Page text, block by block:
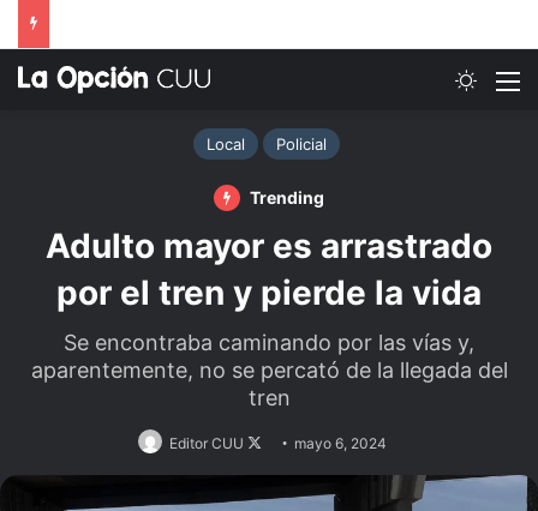
Local Policial
Trending
Adulto mayor es arrastrado
por el tren y pierde la vida
Se encontraba caminando por las vías y,
aparentemente, no se percató de la llegada del
tren
Editor CUU
Follow
on
X
mayo 6, 2024